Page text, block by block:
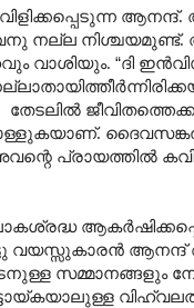
നല്ല നിശ്ചയമുണ്ട്.
വാശിയും. “ദി
തേടലിൽ
അവന്റെ പ്രായത്തിൽ
വയസ്സുകാരൻ ആനന്ദ്
സമ്മാനങ്ങളും